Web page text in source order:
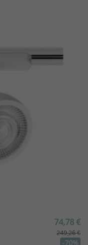
74,78 €
249,26 €
-70%